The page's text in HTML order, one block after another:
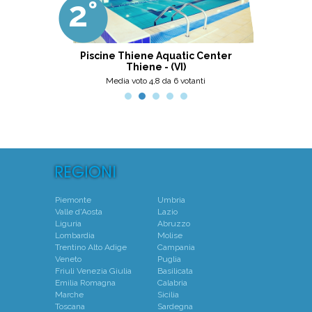
professionalità, umanità e cortesia.
Ottima scelta, nel pinerolese il
meglio, secondo me.
2°
Piscine Thiene Aquatic Center
Thiene - (VI)
Media voto 4,8 da 6 votanti
Piemonte
Valle d'Aosta
Liguria
Lombardia
Trentino Alto Adige
Veneto
Friuli Venezia Giulia
Emilia Romagna
Marche
Toscana
Umbria
Lazio
Abruzzo
Molise
Campania
Puglia
Basilicata
Calabria
Sicilia
Sardegna